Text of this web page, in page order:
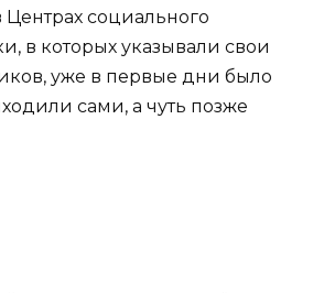
социального
в которых указывали свои
уже в первые дни было
сами, а чуть позже